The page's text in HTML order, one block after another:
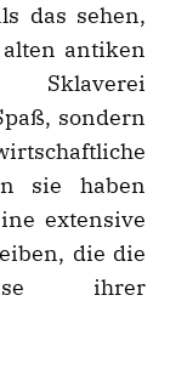
das sehen,
antiken
sondern
sie haben
extensive
die die
ihrer